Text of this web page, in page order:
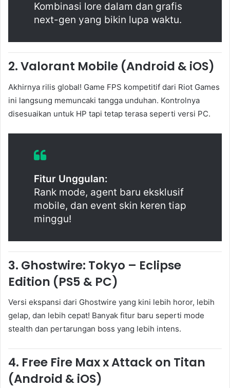
Kombinasi lore dalam dan grafis
next-gen yang bikin lupa waktu.
2.Valorant Mobile (Android & iOS)
Akhirnya rilis global! Game FPS kompetitif dari Riot Games
ini langsung memuncaki tangga unduhan. Kontrolnya
disesuaikan untuk HP tapi tetap terasa seperti versi PC.
Fitur Unggulan:
Rank mode, agent baru eksklusif
mobile, dan event skin keren tiap
minggu!
3. Ghostwire: Tokyo – Eclipse
Edition (PS5 & PC)
Versi ekspansi dari Ghostwire yang kini lebih horor, lebih
gelap, dan lebih cepat! Banyak fitur baru seperti mode
stealth dan pertarungan boss yang lebih intens.
4. Free Fire Max x Attack on Titan
(Android & iOS)